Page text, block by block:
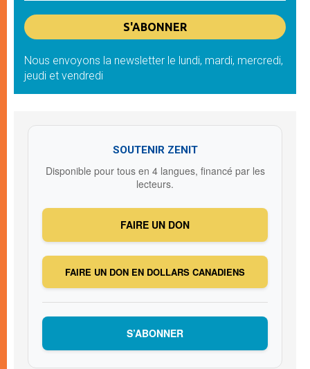
Nous envoyons la newsletter le lundi, mardi, mercredi,
jeudi et vendredi
SOUTENIR ZENIT
Disponible pour tous en 4 langues, financé par les
lecteurs.
FAIRE UN DON
FAIRE UN DON EN DOLLARS CANADIENS
S’ABONNER